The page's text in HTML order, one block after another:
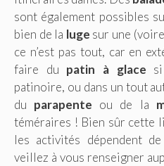
sont également possibles
bien de la luge sur une
ce n’est pas tout, car en
faire du patin à glace
patinoire, ou dans un tout
du parapente ou de la
téméraires ! Bien sûr cette
les activités dépendent
veillez à vous renseigner